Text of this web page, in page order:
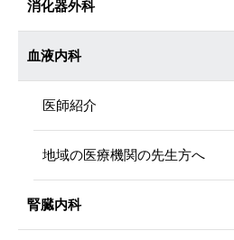
消化器外科
血液内科
医師紹介
地域の医療機関の先生方へ
腎臓内科